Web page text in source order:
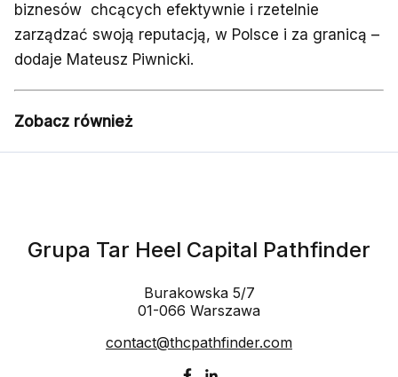
biznesów chcących efektywnie i rzetelnie
zarządzać swoją reputacją, w Polsce i za granicą –
dodaje Mateusz Piwnicki.
Zobacz również
Grupa Tar Heel Capital Pathfinder
Burakowska 5/7
01-066 Warszawa
contact@thcpathfinder.com